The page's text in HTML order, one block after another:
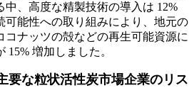
中、高度な精製技術の導入は 12%
可能性への取り組みにより、地元の
コナッツの殻などの再生可能資源に
15% 増加しました。
要な粒状活性炭市場企業のリス